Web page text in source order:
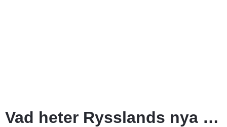
Vad heter Rysslands nya streamingtjänst?